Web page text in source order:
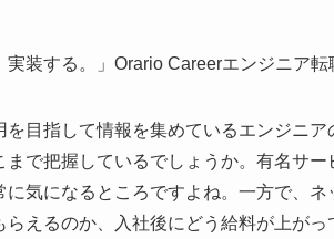
実装する。」Orario Careerエンジニア転
を目指して情報を集めているエンジニ
まで把握しているでしょうか。有名サ
に気になるところですよね。一方で、
らえるのか、入社後にどう給料が上が